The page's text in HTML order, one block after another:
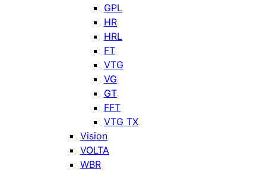
GPL
HR
HRL
FT
VTG
VG
GT
FFT
VTG TX
Vision
VOLTA
WBR